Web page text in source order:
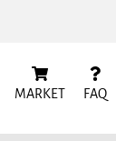
MARKET FAQ